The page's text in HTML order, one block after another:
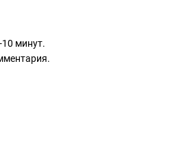
минут.